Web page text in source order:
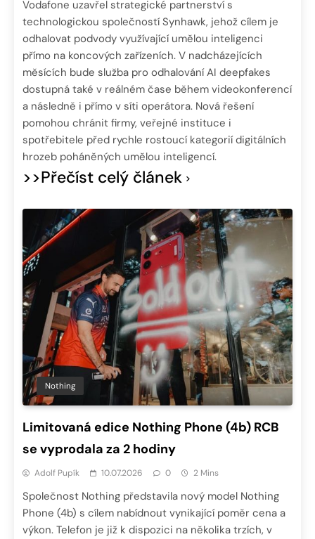
Vodafone uzavřel strategické partnerství s
technologickou společností Synhawk, jehož cílem je
odhalovat podvody využívající umělou inteligenci
přímo na koncových zařízeních. V nadcházejících
měsících bude služba pro odhalování AI deepfakes
dostupná také v reálném čase během videokonferencí
a následně i přímo v síti operátora. Nová řešení
pomohou chránit firmy, veřejné instituce i
spotřebitele před rychle rostoucí kategorií digitálních
hrozeb poháněných umělou inteligencí.
>>Přečíst celý článek
Nothing
Limitovaná edice Nothing Phone (4b) RCB
se vyprodala za 2 hodiny
Adolf Pupík 10.07.2026 0 2 Mins
Společnost Nothing představila nový model Nothing
Phone (4b) s cílem nabídnout vynikající poměr cena a
výkon. Telefon je již k dispozici na několika trzích, v